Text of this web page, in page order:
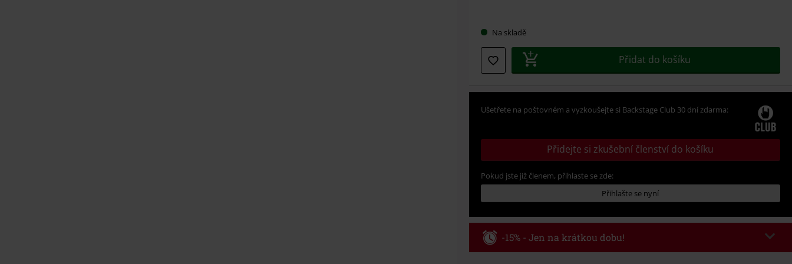
Vyberte
si
velikost
Na skladě
Přidat do košíku
Ušetřete na poštovném a vyzkoušejte si Backstage Club 30 dní zdarma:
Přidejte si zkušební členství do košíku
Pokud jste již členem, přihlaste se zde:
Přihlašte se nyní
-15% - Jen na krátkou dobu!